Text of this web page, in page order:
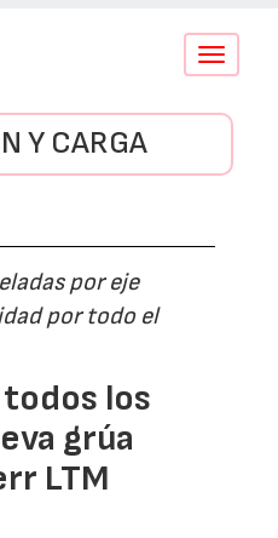
Conmutar
Y CARGA
por eje
por todo el
los
grúa
LTM